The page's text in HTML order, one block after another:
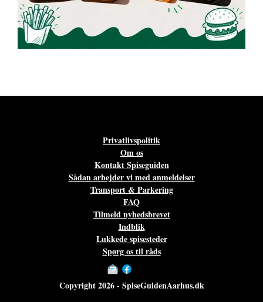
Privatlivspolitik
Om os
Kontakt Spiseguiden
Sådan arbejder vi med anmeldelser
Transport & Parkering
FAQ
Tilmeld nyhedsbrevet
Indblik
Lukkede spisesteder
Spørg os til råds
Copyright 2026 - SpiseGuidenAarhus.dk